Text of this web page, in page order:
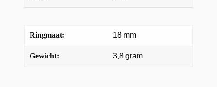
Ringmaat: 18 mm
Gewicht: 3,8 gram